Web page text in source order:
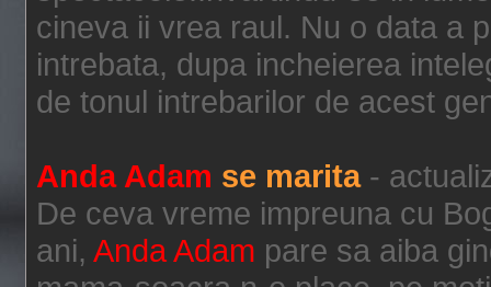
cineva ii vrea raul. Nu o data a
intrebata, dupa incheierea
de tonul intrebarilor de acest
Anda Adam se marita-
De ceva vreme impreuna cu
ani, Anda Adam pare sa aiba